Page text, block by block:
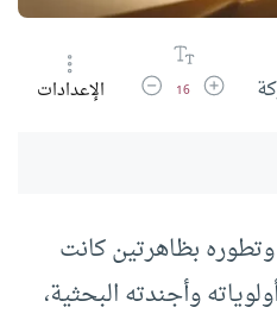
زيادة حجم الخط
16 تقليل حجم الخط
الإعدادات
وتطوره بظاهرتين كانت
وأجندته البحثية،